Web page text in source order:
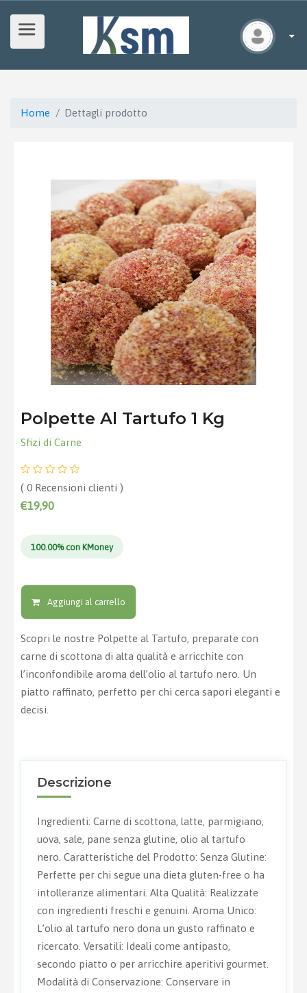
Home Dettagli prodotto
Polpette Al Tartufo 1 Kg
Sfizi di Carne
( 0 Recensioni clienti )
€19,90
100.00% con KMoney
Aggiungi al carrello
Scopri le nostre Polpette al Tartufo, preparate con
carne di scottona di alta qualità e arricchite con
l’inconfondibile aroma dell’olio al tartufo nero. Un
piatto raffinato, perfetto per chi cerca sapori eleganti e
decisi.
Descrizione
Ingredienti: Carne di scottona, latte, parmigiano,
uova, sale, pane senza glutine, olio al tartufo
nero. Caratteristiche del Prodotto: Senza Glutine:
Perfette per chi segue una dieta gluten-free o ha
intolleranze alimentari. Alta Qualità: Realizzate
con ingredienti freschi e genuini. Aroma Unico:
L’olio al tartufo nero dona un gusto raffinato e
ricercato. Versatili: Ideali come antipasto,
secondo piatto o per arricchire aperitivi gourmet.
Modalità di Conservazione: Conservare in